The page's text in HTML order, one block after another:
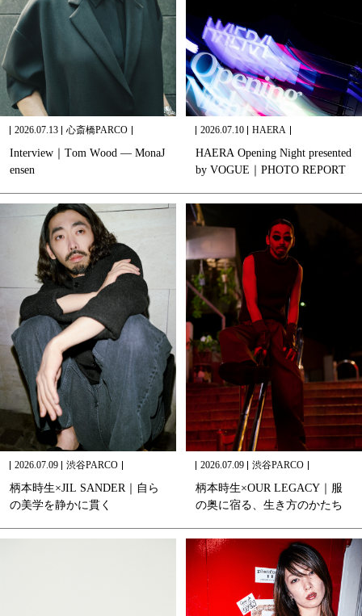
2026.07.13 心斎橋PARCO
Interview｜ Tom Wood — MonaJ
ensen
2026.07.10 HAERA
HAERA Opening Night presented
by VOGUE ｜ PHOTO REPORT
2026.07.09 渋谷PARCO
柄本時生×JIL SANDER ｜ 自 ら
の美学を静かに貫く
2026.07.09 渋谷PARCO
柄本時生×OUR LEGACY｜ 服
の奥に宿る 生き方のかたち